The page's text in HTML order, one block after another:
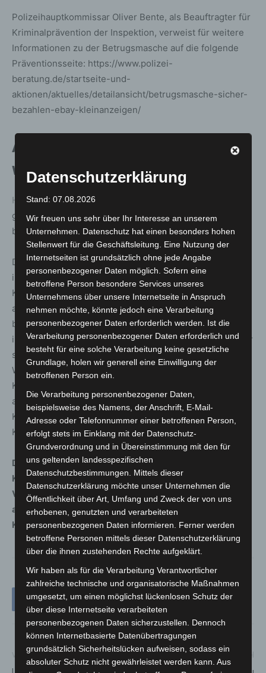
Polizeihauptkommissar Oliver Bente, als Beauftragter für
Kriminalprävention der Inspektion, verweist für weitere
Informationen zu der Betrugsmasche auf die folgende
Präventionsseite: https://www.polizei-
beratung.de/startseite-und-
aktionen/aktuelles/detailansicht/betrugsmasche-sicher-
bezahlen-ebay-kleinanzeigen/
Auch die Polizei in Hildesheim
warnt vor Betrugsmasche
Hildesheim(ots). Betrüger haben eine neue Nische
gefunden, bei der sie versuchen ebay- Verkäufer
beziehungsweise -Käufer um ihr Erspartes zu bringen.
Die Unbekannten geben sich beispielsweise als
interessierte Käufer eines Gegenstandes, der bei ebay
Kleinanzeigen angeboten wird, aus und möchten
anschließend die Ware über die Bezahlmethode „sicher
bezahlen“ abwickeln. Die Kommunikation läuft dann aber
in vielen Fällen über WhatsApp. Der vermeintliche Käufer
schickt im Verlauf der Abwicklung dem Verkäufer per
WhatsApp einen Link, wo der Verkäufer seine
Kreditkartendaten eingeben soll. Der Link führt jedoch
auf eine Phishing- Webseite und nicht zu ebay
Kleinanzeigen. Es folgt dann keine Überweisung des
Kaufbetrages, sondern Abbuchungen aus dem Ausland.
Der Appell der Polizei lautet: „Geben Sie niemals
Kreditkartendaten an einen unbekannten Käufer oder
Verkäufer weiter. Die Funktion „sicher bezahlen“ sollte
ausschließlich innerhalb, also direkt, bei ebay
Kleinanzeigen aufgerufen werden.“
Vorheriger Artikel
Datenschutzerklärung
Stand: 07.08.2026
Wir freuen uns sehr über Ihr Interesse an unserem
Unternehmen. Datenschutz hat einen besonders hohen
Stellenwert für die Geschäftsleitung. Eine Nutzung der
Internetseiten ist grundsätzlich ohne jede Angabe
personenbezogener Daten möglich. Sofern eine
betroffene Person besondere Services unseres
Unternehmens über unsere Internetseite in Anspruch
nehmen möchte, könnte jedoch eine Verarbeitung
personenbezogener Daten erforderlich werden. Ist die
Verarbeitung personenbezogener Daten erforderlich und
besteht für eine solche Verarbeitung keine gesetzliche
Grundlage, holen wir generell eine Einwilligung der
betroffenen Person ein.
Die Verarbeitung personenbezogener Daten,
beispielsweise des Namens, der Anschrift, E-Mail-
Adresse oder Telefonnummer einer betroffenen Person,
erfolgt stets im Einklang mit der Datenschutz-
Grundverordnung und in Übereinstimmung mit den für
uns geltenden landesspezifischen
Datenschutzbestimmungen. Mittels dieser
Datenschutzerklärung möchte unser Unternehmen die
Öffentlichkeit über Art, Umfang und Zweck der von uns
erhobenen, genutzten und verarbeiteten
personenbezogenen Daten informieren. Ferner werden
betroffene Personen mittels dieser Datenschutzerklärung
über die ihnen zustehenden Rechte aufgeklärt.
Wir haben als für die Verarbeitung Verantwortlicher
zahlreiche technische und organisatorische Maßnahmen
umgesetzt, um einen möglichst lückenlosen Schutz der
über diese Internetseite verarbeiteten
personenbezogenen Daten sicherzustellen. Dennoch
können Internetbasierte Datenübertragungen
grundsätzlich Sicherheitslücken aufweisen, sodass ein
absoluter Schutz nicht gewährleistet werden kann. Aus